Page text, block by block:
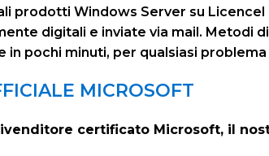
prodotti Windows Server su
digitali e inviate via mail. Metodi
in pochi minuti, per qualsiasi
MICROSOFT
certificato Microsoft, il